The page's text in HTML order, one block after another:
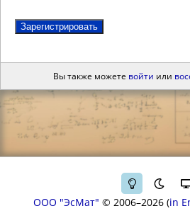
Зарегистрировать
Вы также можете войти или
ООО "ЭсМат" © 2006–2026 in